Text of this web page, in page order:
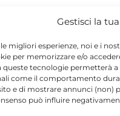
Gestisci la
migliori esperienze, noi e i
per memorizzare e/o
queste tecnologie permetterà
come il comportamento
e di mostrare annunci (non)
può influire
da contraltare un
appunto
da una Federica
opera teatrale